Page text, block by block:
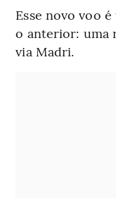
Esse novo voo
o anterior: uma
via Madri.